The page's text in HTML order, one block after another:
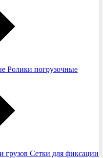
Ролики погрузочные
Сетки для фиксации